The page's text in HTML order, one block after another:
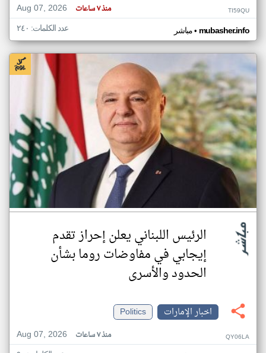
Aug 07, 2026
منذ ٧ ساعات TI59QU
مباشر• mubasher.info عدد الكلمات: ٢٤٠
الرئيس اللبناني يعلن إحراز تقدم
إيجابي في مفاوضات روما بشأن
الحدود والأسرى
اخبار الإمارات
Politics
Aug 07, 2026
منذ ٧ ساعات QY06LA